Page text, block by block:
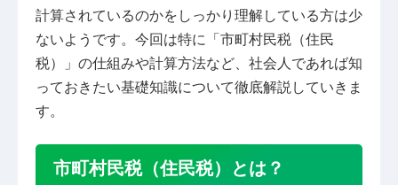
計算されているのかをしっかり理解している方は少
ないようです。今回は特に「市町村民税（住民
税）」の仕組みや計算方法など、社会人であれば知
っておきたい基礎知識について徹底解説していきま
す。
市町村民税（住民税）とは？